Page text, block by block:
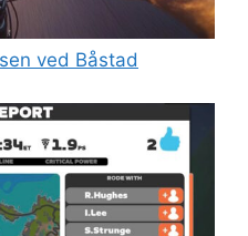
ved Båstad